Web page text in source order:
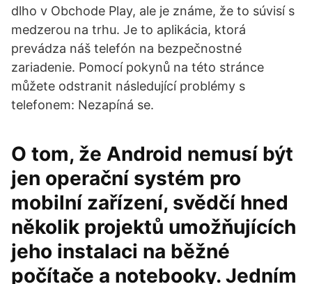
dlho v Obchode Play, ale je známe, že to súvisí s
medzerou na trhu. Je to aplikácia, ktorá
prevádza náš telefón na bezpečnostné
zariadenie. Pomocí pokynů na této stránce
můžete odstranit následující problémy s
telefonem: Nezapíná se.
O tom, že Android nemusí být
jen operační systém pro
mobilní zařízení, svědčí hned
několik projektů umožňujících
jeho instalaci na běžné
počítače a notebooky. Jedním